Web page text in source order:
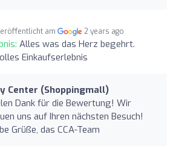
am 2 years ago
Alles was das Herz begehrt.
Einkaufserlebnis
Center (Shoppingmall)
Dank für die Bewertung! Wir
uns auf Ihren nächsten Besuch!
Grüße, das CCA-Team